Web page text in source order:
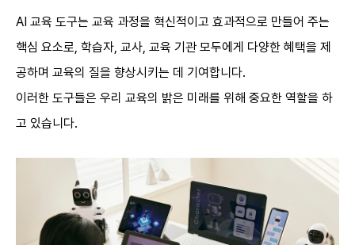
AI 교육 도구는 교육 과정을 혁신적이고 효과적으로 만들어 주는
핵심 요소로, 학습자, 교사, 교육 기관 모두에게 다양한 혜택을 제
공하며 교육의 질을 향상시키는 데 기여합니다.
이러한 도구들은 우리 교육의 밝은 미래를 위해 중요한 역할을 하
고 있습니다.